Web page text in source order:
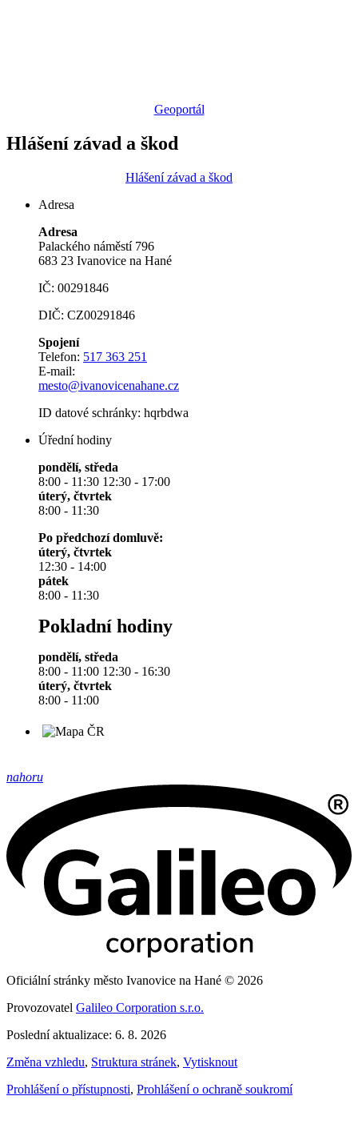
Geoportál
Hlášení závad a škod
Hlášení závad a škod
Adresa
Adresa
Palackého náměstí 796
683 23 Ivanovice na Hané
IČ: 00291846
DIČ: CZ00291846
Spojení
Telefon: 517 363 251
E-mail:
mesto@ivanovicenahane.cz
ID datové schránky: hqrbdwa
Úřední hodiny
pondělí, středa
8:00 - 11:30 12:30 - 17:00
úterý, čtvrtek
8:00 - 11:30
Po předchozí domluvě:
úterý, čtvrtek
12:30 - 14:00
pátek
8:00 - 11:30
Pokladní hodiny
pondělí, středa
8:00 - 11:00 12:30 - 16:30
úterý, čtvrtek
8:00 - 11:00
nahoru
Oficiální stránky město Ivanovice na Hané © 2026
Provozovatel Galileo Corporation s.r.o.
Poslední aktualizace: 6. 8. 2026
Změna vzhledu, Struktura stránek, Vytisknout
Prohlášení o přístupnosti, Prohlášení o ochraně soukromí